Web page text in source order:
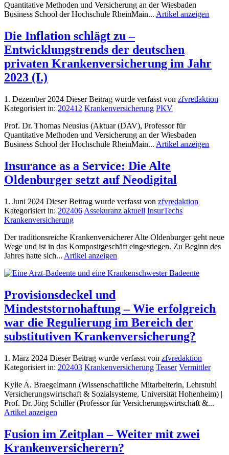
Quantitative Methoden und Versicherung an der Wiesbaden
Business School der Hochschule RheinMain... Artikel anzeigen
Die Inflation schlägt zu –
Entwicklungstrends der deutschen
privaten Krankenversicherung im Jahr
2023 (I.)
1. Dezember 2024 Dieser Beitrag wurde verfasst von zfvredaktion
Kategorisiert in: 202412 Krankenversicherung PKV
Prof. Dr. Thomas Neusius (Aktuar (DAV), Professor für
Quantitative Methoden und Versicherung an der Wiesbaden
Business School der Hochschule RheinMain... Artikel anzeigen
Insurance as a Service: Die Alte
Oldenburger setzt auf Neodigital
1. Juni 2024 Dieser Beitrag wurde verfasst von zfvredaktion
Kategorisiert in: 202406 Assekuranz aktuell InsurTechs
Krankenversicherung
Der traditionsreiche Krankenversicherer Alte Oldenburger geht neue
Wege und ist in das Kompositgeschäft eingestiegen. Zu Beginn des
Jahres hatte sich... Artikel anzeigen
Provisionsdeckel und
Mindeststornohaftung – Wie erfolgreich
war die Regulierung im Bereich der
substitutiven Krankenversicherung?
1. März 2024 Dieser Beitrag wurde verfasst von zfvredaktion
Kategorisiert in: 202403 Krankenversicherung Teaser Vermittler
Kylie A. Braegelmann (Wissenschaftliche Mitarbeiterin, Lehrstuhl
Versicherungswirtschaft & Sozialsysteme, Universität Hohenheim) |
Prof. Dr. Jörg Schiller (Professor für Versicherungswirtschaft &...
Artikel anzeigen
Fusion im Zeitplan – Weiter mit zwei
Krankenversicherern?